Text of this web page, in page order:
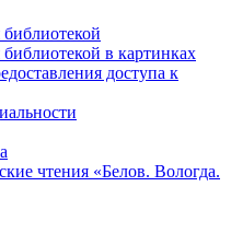
в картинках
доступа к
чтения «Белов. Вологда.